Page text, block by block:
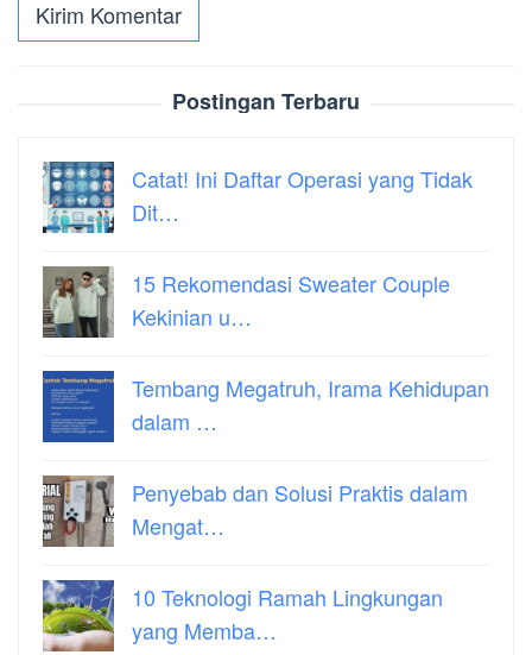
Postingan Terbaru
Catat! Ini Daftar Operasi yang Tidak
Dit…
15 Rekomendasi Sweater Couple
Kekinian u…
Tembang Megatruh, Irama Kehidupan
dalam …
Penyebab dan Solusi Praktis dalam
Mengat…
10 Teknologi Ramah Lingkungan
yang Memba…